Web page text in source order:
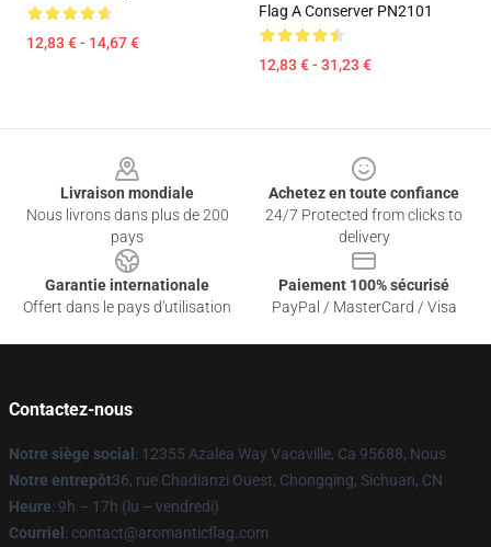
12,83 € - 14,67 €
Flag A Conserver PN2101
12,83 € - 31,23 €
Livraison mondiale
Nous livrons dans plus de 200
pays
Achetez en toute confiance
24/7 Protected from clicks to
delivery
Garantie internationale
Offert dans le pays d'utilisation
Paiement 100% sécurisé
PayPal / MasterCard / Visa
Contactez-nous
Notre siège social : 12355 Azalea Way Vacaville, Ca 95688, Nous
Notre entrepôt36, rue Chadianzi Ouest, Chongqing, Sichuan, CN
Heure: 9h – 17h (lu – vendredi)
Courriel : contact@aromanticflag.com